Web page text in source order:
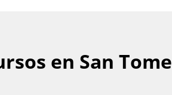
en San Tome